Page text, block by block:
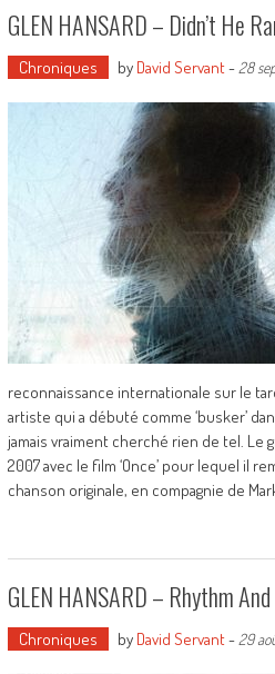
GLEN HANSARD – Didn’t He
Chroniques by David Servant- 28
reconnaissance internationale sur le
artiste qui a débuté comme ‘busker’
jamais vraiment cherché rien de tel. Le
2007 avec le film ‘Once’ pour lequel il
chanson originale, en compagnie de
GLEN HANSARD – Rhythm
Chroniques by David Servant- 29